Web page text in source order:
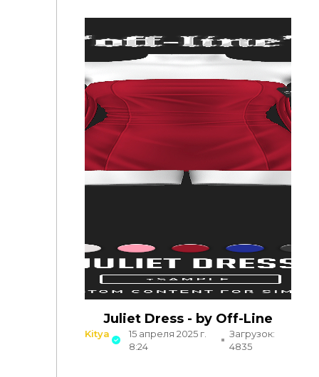
Juliet Dress - by Off-Line
Kitya
15 апреля 2025 г.
8:24
Загрузок:
4835